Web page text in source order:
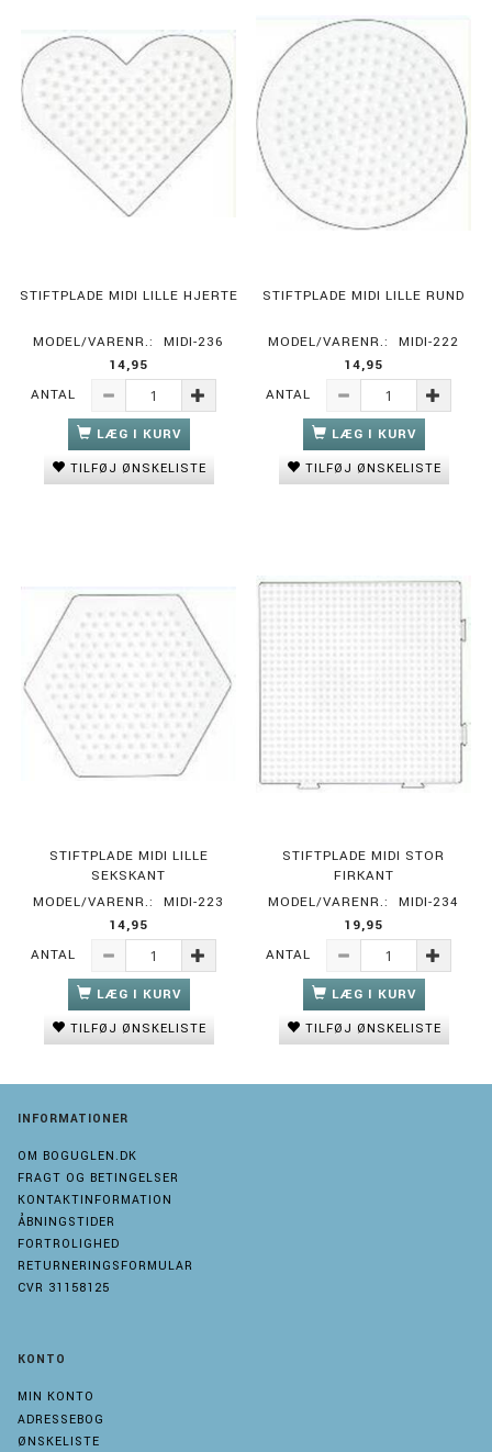
STIFTPLADE MIDI LILLE HJERTE
MODEL/VARENR.:
MIDI-236
14,95
ANTAL
LÆG I KURV
TILFØJ ØNSKELISTE
STIFTPLADE MIDI LILLE RUND
MODEL/VARENR.:
MIDI-222
14,95
ANTAL
LÆG I KURV
TILFØJ ØNSKELISTE
STIFTPLADE MIDI LILLE
SEKSKANT
MODEL/VARENR.:
MIDI-223
14,95
ANTAL
LÆG I KURV
TILFØJ ØNSKELISTE
STIFTPLADE MIDI STOR
FIRKANT
MODEL/VARENR.:
MIDI-234
19,95
ANTAL
LÆG I KURV
TILFØJ ØNSKELISTE
INFORMATIONER
OM BOGUGLEN.DK
FRAGT OG BETINGELSER
KONTAKTINFORMATION
ÅBNINGSTIDER
FORTROLIGHED
RETURNERINGSFORMULAR
CVR 31158125
KONTO
MIN KONTO
ADRESSEBOG
ØNSKELISTE